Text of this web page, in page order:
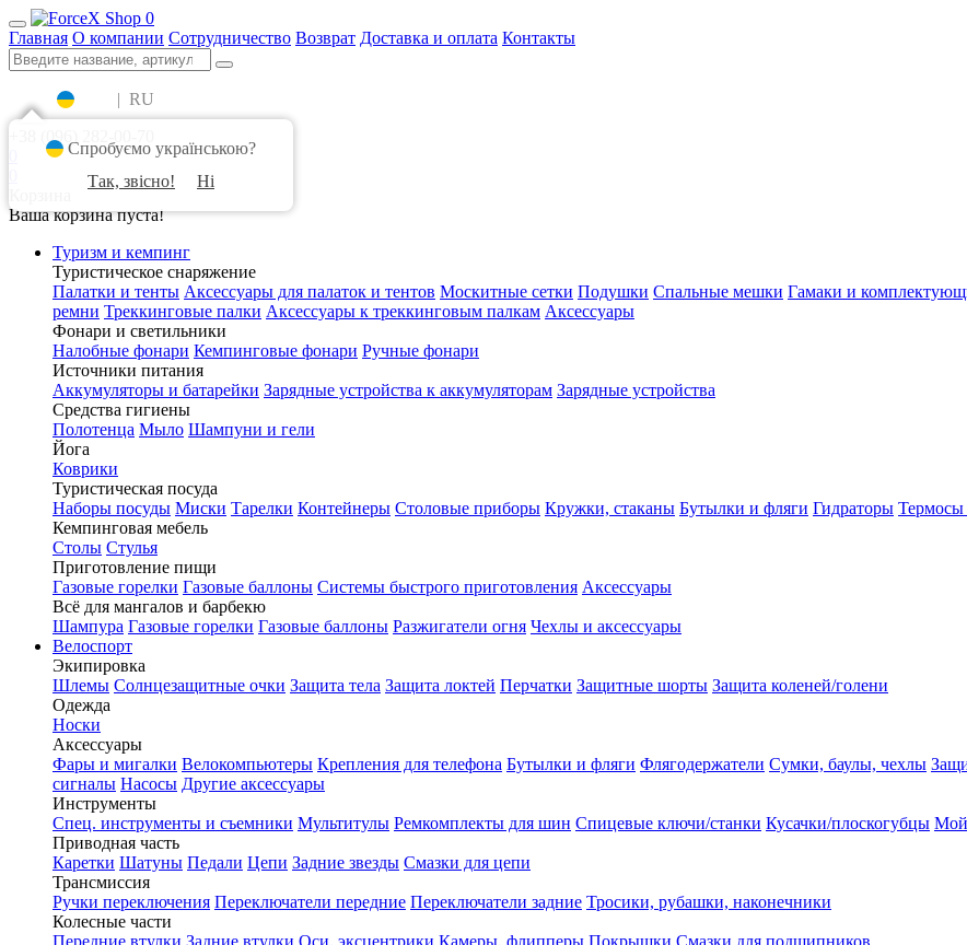
0
Главная О компании Сотрудничество Возврат Доставка и оплата Контакты
| RU
+38 (096) 282-00-70
Ваша корзина пуста!
Туризм и кемпинг
Туристическое снаряжение
Палатки и тенты Аксессуары для палаток и тентов Москитные сетки Подушки Спальные мешки Гамаки и
ремни Треккинговые палки Аксессуары к треккинговым палкам Аксессуары
Фонари и светильники
Налобные фонари Кемпинговые фонари Ручные фонари
Источники питания
Аккумуляторы и батарейки Зарядные устройства к аккумуляторам Зарядные устройства
Средства гигиены
Полотенца Мыло Шампуни и гели
Йога
Коврики
Туристическая посуда
Наборы посуды Миски Тарелки Контейнеры Столовые приборы Кружки, стаканы Бутылки и фляги Гидраторы Термосы
Кемпинговая мебель
Столы Стулья
Приготовление пищи
Газовые горелки Газовые баллоны Системы быстрого приготовления Аксессуары
Всё для мангалов и барбекю
Шампура Газовые горелки Газовые баллоны Разжигатели огня Чехлы и аксессуары
Велоспорт
Экипировка
Шлемы Солнцезащитные очки Защита тела Защита локтей Перчатки Защитные шорты Защита коленей/голени
Одежда
Носки
Аксессуары
Фары и мигалки Велокомпьютеры Крепления для телефона Бутылки и фляги Флягодержатели Сумки, баулы, чехлы
сигналы Насосы Другие аксессуары
Инструменты
Спец. инструменты и съемники Мультитулы Ремкомплекты для шин Спицевые ключи/станки Кусачки/плоскогубцы
Приводная часть
Каретки Шатуны Педали Цепи Задние звезды Смазки для цепи
Трансмиссия
Ручки переключения Переключатели передние Переключатели задние Тросики, рубашки, наконечники
Колесные части
Спробуємо українською?
Так, звісно!
Ні